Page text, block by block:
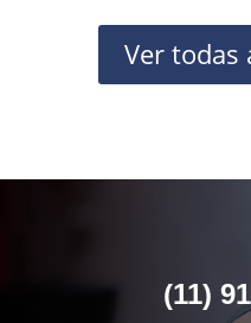
Ver todas
(11)